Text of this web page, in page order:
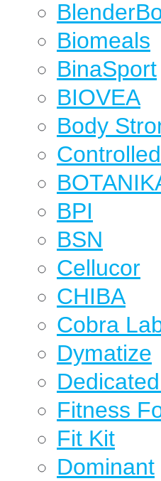
Biomeals
BinaSport
BIOVEA
Body
BPI
BSN
Cellucor
CHIBA
Cobra
Dymatize
Fitness
Fit Kit
Dominant